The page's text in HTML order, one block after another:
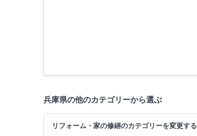
兵庫県の他のカテゴリーから選ぶ
リフォーム・家の修繕のカテゴリーを変更する